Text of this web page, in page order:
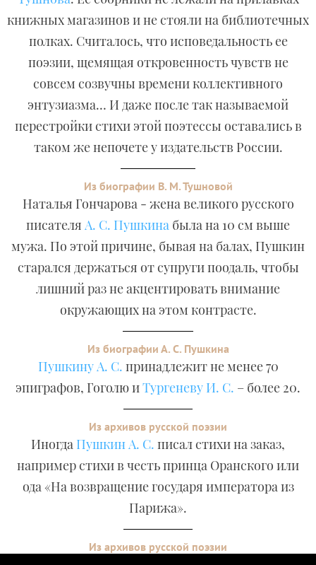
книжных магазинов и не стояли на библиотечных
полках. Считалось, что исповедальность ее
поэзии, щемящая откровенность чувств не
совсем созвучны времени коллективного
энтузиазма… И даже после так называемой
перестройки стихи этой поэтессы оставались в
таком же непочете у издательств России.
Из биографии В. М. Тушновой
Наталья Гончарова - жена великого русского
писателя А. С. Пушкина была на 10 см выше
мужа. По этой причине, бывая на балах, Пушкин
старался держаться от супруги поодаль, чтобы
лишний раз не акцентировать внимание
окружающих на этом контрасте.
Из биографии А. С. Пушкина
Пушкину А. С. принадлежит не менее 70
эпиграфов, Гоголю иТургеневу И. С. – более 20.
Из архивов русской поэзии
Иногда Пушкин А. С. писал стихи на заказ,
например стихи в честь принца Оранского или
ода «На возвращение государя императора из
Парижа».
Из архивов русской поэзии